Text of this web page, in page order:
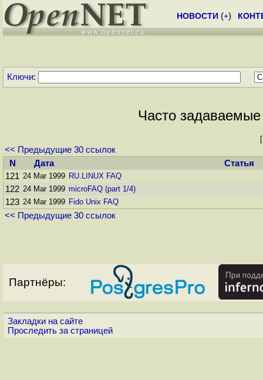
НОВОСТИ (+)
Ключи:
Часто
<< Предыдущие 30 ссылок
N
Дата
Статья
121 24 Mar 1999 RU.LINUX FAQ
122 24 Mar 1999 microFAQ (part 1/4)
123 24 Mar 1999 Fido Unix FAQ
<< Предыдущие 30 ссылок
Партнёры:
Закладки на сайте
Проследить за страницей